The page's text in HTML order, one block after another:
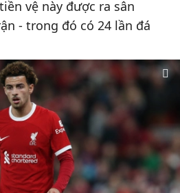
vệ này được ra sân
- trong đó có 24 lần đá